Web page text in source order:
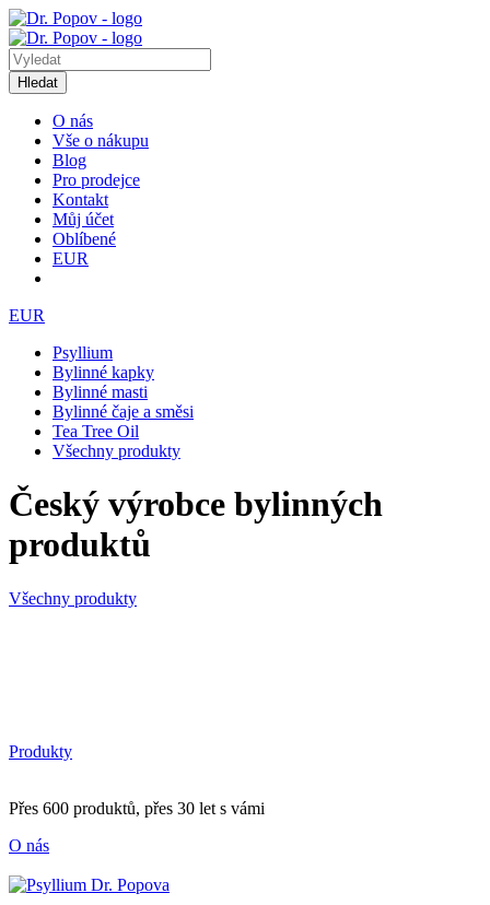
Hledat
O nás
Vše o nákupu
Blog
Pro prodejce
Kontakt
Můj účet
Oblíbené
EUR
EUR
Psyllium
Bylinné kapky
Bylinné masti
Bylinné čaje a směsi
Tea Tree Oil
Všechny produkty
Český výrobce bylinných
produktů
Všechny produkty
Produkty
Přes 600 produktů, přes 30 let s vámi
O nás